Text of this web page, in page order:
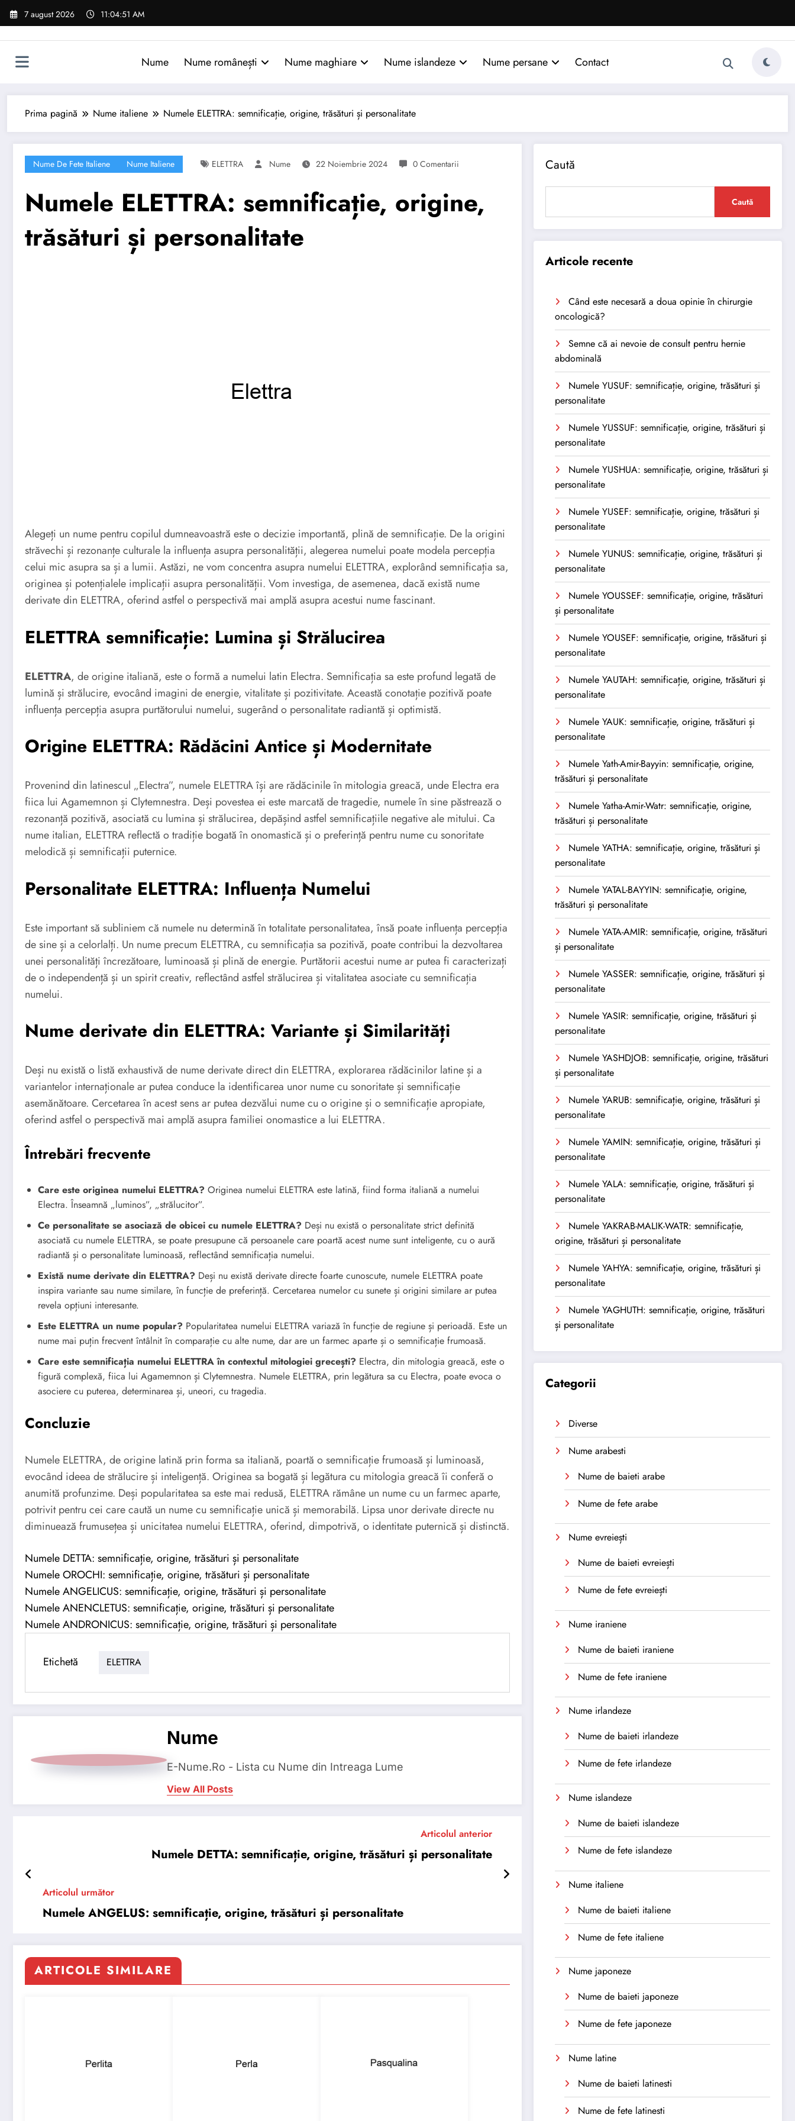
Sari
7 august 2026 11:04:52 AM
Nume Nume românești Nume maghiare Nume islandeze Nume persane Contact
Prima pagină Nume italiene Numele ELETTRA: semnificație, origine, trăsături și personalitate
Nume De Fete Italiene Nume Italiene ELETTRA Nume 22 Noiembrie 2024 0 Comentarii
Numele ELETTRA: semnificație, origine,
trăsături și personalitate
Alegeți un nume pentru copilul dumneavoastră este o decizie importantă, plină de semnificație. De la origini
străvechi și rezonanțe culturale la influența asupra personalității, alegerea numelui poate modela percepția
celui mic asupra sa și a lumii. Astăzi, ne vom concentra asupra numelui ELETTRA, explorând semnificația sa,
originea și potențialele implicații asupra personalității. Vom investiga, de asemenea, dacă există nume
derivate din ELETTRA, oferind astfel o perspectivă mai amplă asupra acestui nume fascinant.
ELETTRA semnificație: Lumina și Strălucirea
ELETTRA, de origine italiană, este o formă a numelui latin Electra. Semnificația sa este profund legată de
lumină și strălucire, evocând imagini de energie, vitalitate și pozitivitate. Această conotație pozitivă poate
influența percepția asupra purtătorului numelui, sugerând o personalitate radiantă și optimistă.
Origine ELETTRA: Rădăcini Antice și Modernitate
Provenind din latinescul „Electra”, numele ELETTRA își are rădăcinile în mitologia greacă, unde Electra era
fiica lui Agamemnon și Clytemnestra. Deși povestea ei este marcată de tragedie, numele în sine păstrează o
rezonanță pozitivă, asociată cu lumina și strălucirea, depășind astfel semnificațiile negative ale mitului. Ca
nume italian, ELETTRA reflectă o tradiție bogată în onomastică și o preferință pentru nume cu sonoritate
melodică și semnificații puternice.
Personalitate ELETTRA: Influența Numelui
Este important să subliniem că numele nu determină în totalitate personalitatea, însă poate influența percepția
de sine și a celorlalți. Un nume precum ELETTRA, cu semnificația sa pozitivă, poate contribui la dezvoltarea
unei personalități încrezătoare, luminoasă și plină de energie. Purtătorii acestui nume ar putea fi caracterizați
de o independență și un spirit creativ, reflectând astfel strălucirea și vitalitatea asociate cu semnificația
numelui.
Nume derivate din ELETTRA: Variante și Similarități
Deși nu există o listă exhaustivă de nume derivate direct din ELETTRA, explorarea rădăcinilor latine și a
variantelor internaționale ar putea conduce la identificarea unor nume cu sonoritate și semnificație
asemănătoare. Cercetarea în acest sens ar putea dezvălui nume cu o origine și o semnificație apropiate,
oferind astfel o perspectivă mai amplă asupra familiei onomastice a lui ELETTRA.
Întrebări frecvente
Care este originea numelui ELETTRA? Originea numelui ELETTRA este latină, fiind forma italiană a numelui
Electra. Înseamnă „luminos”, „strălucitor”.
Ce personalitate se asociază de obicei cu numele ELETTRA? Deși nu există o personalitate strict definită
asociată cu numele ELETTRA, se poate presupune că persoanele care poartă acest nume sunt inteligente, cu o aură
radiantă și o personalitate luminoasă, reflectând semnificația numelui.
Există nume derivate din ELETTRA? Deși nu există derivate directe foarte cunoscute, numele ELETTRA poate
inspira variante sau nume similare, în funcție de preferință. Cercetarea numelor cu sunete și origini similare ar putea
revela opțiuni interesante.
Este ELETTRA un nume popular? Popularitatea numelui ELETTRA variază în funcție de regiune și perioadă. Este un
nume mai puțin frecvent întâlnit în comparație cu alte nume, dar are un farmec aparte și o semnificație frumoasă.
Care este semnificația numelui ELETTRA în contextul mitologiei grecești? Electra, din mitologia greacă, este o
figură complexă, fiica lui Agamemnon și Clytemnestra. Numele ELETTRA, prin legătura sa cu Electra, poate evoca o
asociere cu puterea, determinarea și, uneori, cu tragedia.
Concluzie
Numele ELETTRA, de origine latină prin forma sa italiană, poartă o semnificație frumoasă și luminoasă,
evocând ideea de strălucire și inteligență. Originea sa bogată și legătura cu mitologia greacă îi conferă o
anumită profunzime. Deși popularitatea sa este mai redusă, ELETTRA rămâne un nume cu un farmec aparte,
potrivit pentru cei care caută un nume cu semnificație unică și memorabilă. Lipsa unor derivate directe nu
diminuează frumusețea și unicitatea numelui ELETTRA, oferind, dimpotrivă, o identitate puternică și distinctă.
Numele DETTA: semnificație, origine, trăsături și personalitate
Numele OROCHI: semnificație, origine, trăsături și personalitate
Numele ANGELICUS: semnificație, origine, trăsături și personalitate
Numele ANENCLETUS: semnificație, origine, trăsături și personalitate
Numele ANDRONICUS: semnificație, origine, trăsături și personalitate
Etichetă ELETTRA
Nume
E-Nume.Ro - Lista cu Nume din Intreaga Lume
View All Posts
Articolul anterior
Numele DETTA: semnificație, origine, trăsături și personalitate
Articolul următor
Numele ANGELUS: semnificație, origine, trăsături și personalitate
ARTICOLE SIMILARE
Caută
Caută
Articole recente
Când este necesară a doua opinie în chirurgie
oncologică?
Semne că ai nevoie de consult pentru hernie
abdominală
Numele YUSUF: semnificație, origine, trăsături și
personalitate
Numele YUSSUF: semnificație, origine, trăsături și
personalitate
Numele YUSHUA: semnificație, origine, trăsături și
personalitate
Numele YUSEF: semnificație, origine, trăsături și
personalitate
Numele YUNUS: semnificație, origine, trăsături și
personalitate
Numele YOUSSEF: semnificație, origine, trăsături
și personalitate
Numele YOUSEF: semnificație, origine, trăsături și
personalitate
Numele YAUTAH: semnificație, origine, trăsături și
personalitate
Numele YAUK: semnificație, origine, trăsături și
personalitate
Numele Yath-Amir-Bayyin: semnificație, origine,
trăsături și personalitate
Numele Yatha-Amir-Watr: semnificație, origine,
trăsături și personalitate
Numele YATHA: semnificație, origine, trăsături și
personalitate
Numele YATAL-BAYYIN: semnificație, origine,
trăsături și personalitate
Numele YATA-AMIR: semnificație, origine, trăsături
și personalitate
Numele YASSER: semnificație, origine, trăsături și
personalitate
Numele YASIR: semnificație, origine, trăsături și
personalitate
Numele YASHDJOB: semnificație, origine, trăsături
și personalitate
Numele YARUB: semnificație, origine, trăsături și
personalitate
Numele YAMIN: semnificație, origine, trăsături și
personalitate
Numele YALA: semnificație, origine, trăsături și
personalitate
Numele YAKRAB-MALIK-WATR: semnificație,
origine, trăsături și personalitate
Numele YAHYA: semnificație, origine, trăsături și
personalitate
Numele YAGHUTH: semnificație, origine, trăsături
și personalitate
Categorii
Diverse
Nume arabesti
Nume de baieti arabe
Nume de fete arabe
Nume evreiești
Nume de baieti evreiești
Nume de fete evreiești
Nume iraniene
Nume de baieti iraniene
Nume de fete iraniene
Nume irlandeze
Nume de baieti irlandeze
Nume de fete irlandeze
Nume islandeze
Nume de baieti islandeze
Nume de fete islandeze
Nume italiene
Nume de baieti italiene
Nume de fete italiene
Nume japoneze
Nume de baieti japoneze
Nume de fete japoneze
Nume latine
Nume de baieti latinesti
Nume de fete latinesti